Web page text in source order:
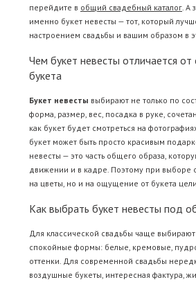
перейдите в общий свадебный каталог . А
именно букет невесты — тот, который
настроением свадьбы и вашим образом в
Чем букет невесты отличается
букета
Букет невесты выбирают не только по
форма, размер, вес, посадка в руке,
как букет будет смотреться на
букет может быть просто красивым
невесты — это часть общего образа,
движении и в кадре. Поэтому при выборе
на цветы, но и на ощущение от букета
Как выбрать букет невесты под
Для классической свадьбы чаще
спокойные формы: белые, кремовые,
оттенки. Для современной свадьбы
воздушные букеты, интересная фактура,